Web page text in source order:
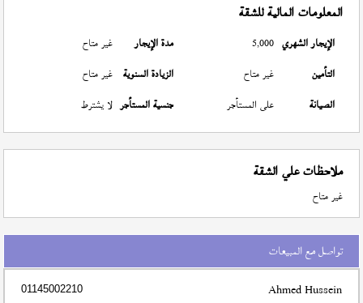
المعلومات المالية للشقة
الإيجار الشهري 5,000 مدة الإيجار
غير متاح
التأمين
غير متاح الزيادة السنوية غير متاح
الصيانة
على المستأجر جنسية المستأجر لا يشترط
ملاحظات علي الشقة
غير متاح
تواصل مع المبيعات
Ahmed Hussein
01145002210